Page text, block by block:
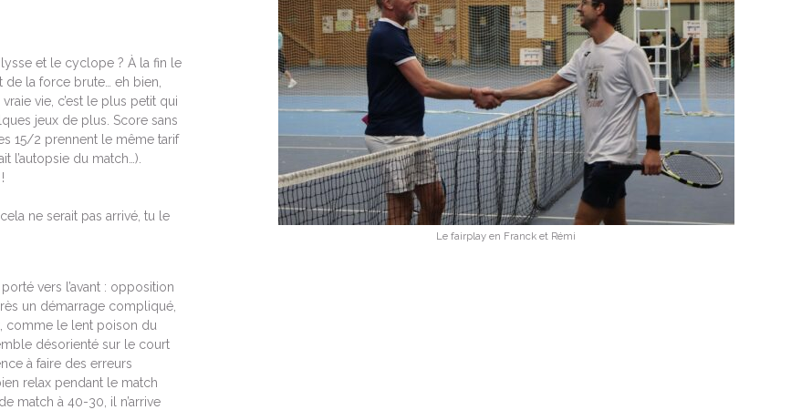
et le cyclope ? À la fin le
la force brute… eh bien,
vie, c’est le plus petit qui
jeux de plus. Score sans
15/2 prennent le même tarif
l’autopsie du match…).
ne serait pas arrivé, tu le
vers l’avant : opposition
un démarrage compliqué,
comme le lent poison du
désorienté sur le court
à faire des erreurs
relax pendant le match
match à 40-30, il n’arrive
Le fairplay en Franck et Rémi